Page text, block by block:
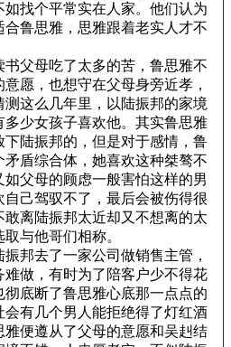
如找个平常实在人家。他们认为
合鲁思雅，思雅跟着老实人才不
父母吃了太多的苦，鲁思雅不
愿，也想守在父母身旁近孝，
测这么几年里，以陆振邦的家境
多少女孩子喜欢他。其实鲁思雅
下陆振邦的，但是对于感情，鲁
矛盾综合体，她喜欢这种桀骜不
如父母的顾虑一般害怕这样的男
自己驾驭不了，最后会被伤得很
敢离陆振邦太近却又不想离的太
与他哥们相称。
邦去了一家公司做销售主管，
难做，有时为了陪客户少不得花
彻底断了鲁思雅心底那一点点的
会有几个男人能拒绝得了灯红酒
雅便遵从了父母的意愿和吴赳结